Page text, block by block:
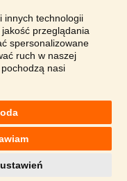
innych technologii
przeglądania
spersonalizowane
ruch w naszej
nasi
...
AGD małe
,Regulamin